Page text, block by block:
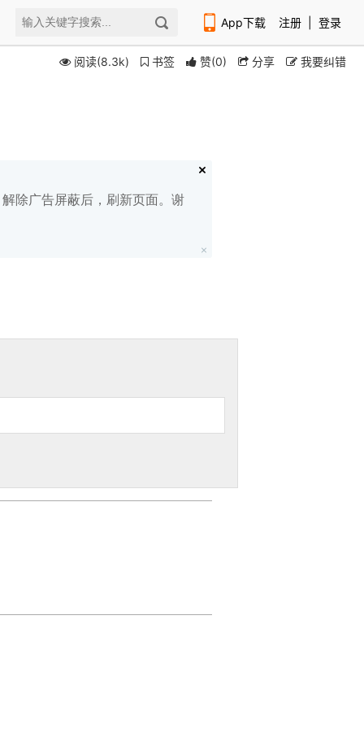
App下载 注册 登录
阅读(8.3k) 书签 赞(0) 分享 我要纠错
除广告屏蔽后，刷新页面。谢